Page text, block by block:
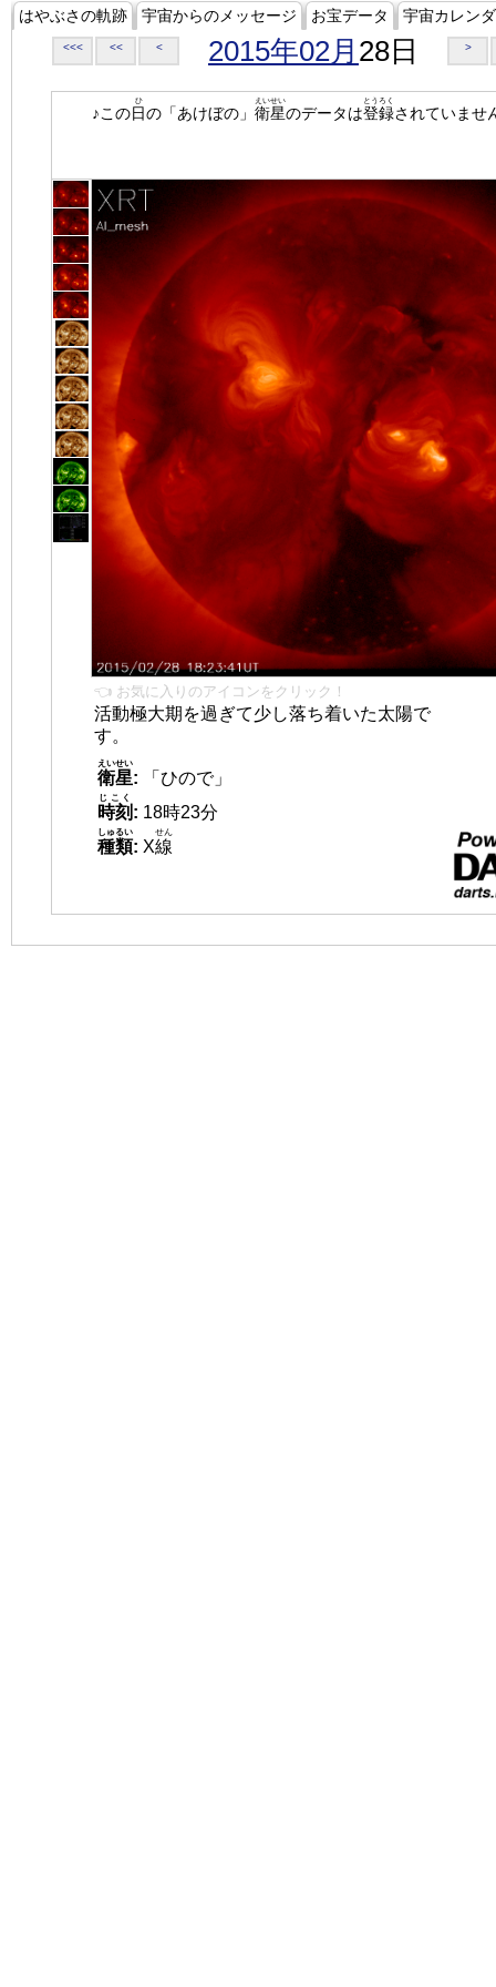
はやぶさの軌跡 宇宙からのメッセージ お宝データ 宇宙カレン
<<< << < 2015年02月 28日 >
♪この日
ひ
の「あけぼの」 衛星
えいせい
のデータは登録
とうろく
されていませ
👈 お気に入りのアイコンをクリック！
活動極大期を過ぎて少し落ち着いた太陽で
す。
衛星
えいせい
:
「ひので」
時刻
じこく
: 18時23分
種類
しゅるい
: X線
せん